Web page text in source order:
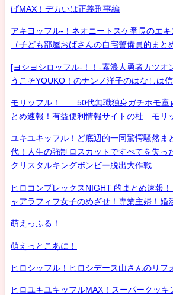
げMAX！デカいは正義刑事編
アキヨッフル-！ネオニートスケ番長のエキ
（子ども部屋おばさんの自宅警備員的まと
[ヨシヨシロッフル-！！-素浪人勇者カツオ
うこそYOUKO！のナンノ洋子のはなしは
モリッフル！ 50代無職独身ガチホモ童
とめ速報！有益便利情報サイトの杜 モリ
ユキユキッフル！ど底辺的一同驚愕騒然ま
代！人生の強制ロスカットですべてを失っ
クリスタルキングボンビー脱出大作戦
ヒロコンプレックスNIGHT 的まとめ速報
ャアラフィフ女子のめざせ！専業主婦！婚
萌えっふる！
萌えっとこあに！
ヒロシッフル！ヒロシデース山さんのリフ
ヒロユキユキッフルMAX！スーパークッキ